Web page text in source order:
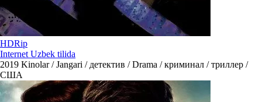
HDRip
Internet Uzbek tilida
2019 Kinolar / Jangari / детектив / Drama / криминал / триллер /
США